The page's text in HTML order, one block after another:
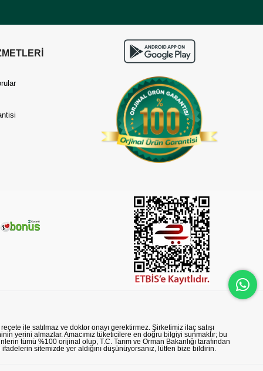
ile satılmaz ve doktor onayı gerektirmez. Şirketimiz ilaç satışı
yerini almazlar. Amacımız tüketicilere en doğru bilgiyi sunmaktır; bu
tümü %100 orijinal olup, T.C. Tarım ve Orman Bakanlığı tarafından
sitemizde yer aldığını düşünüyorsanız, lütfen bize bildirin.